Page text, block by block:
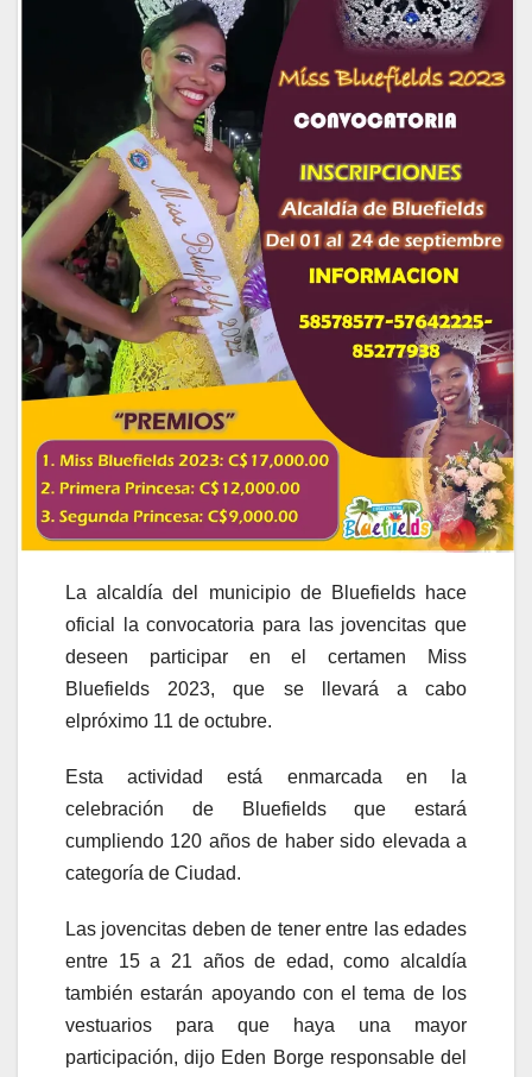
La alcaldía del municipio de Bluefields hace
oficial la convocatoria para las jovencitas que
deseen participar en el certamen Miss
Bluefields 2023, que se llevará a cabo
elpróximo 11 de octubre.
Esta actividad está enmarcada en la
celebración de Bluefields que estará
cumpliendo 120 años de haber sido elevada a
categoría de Ciudad.
Las jovencitas deben de tener entre las edades
entre 15 a 21 años de edad, como alcaldía
también estarán apoyando con el tema de los
vestuarios para que haya una mayor
participación, dijo Eden Borge responsable del